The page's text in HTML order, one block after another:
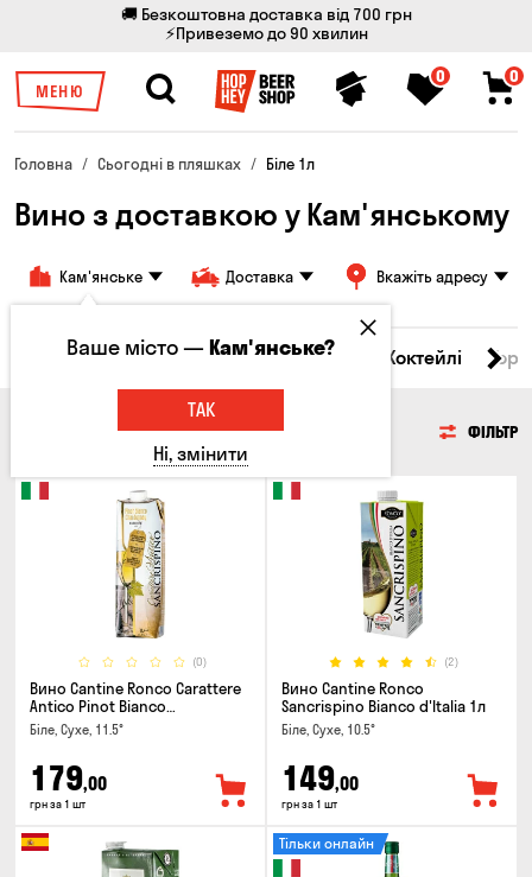
🚚 Безкоштовна доставка від 700 грн
⚡Привеземо до 90 хвилин
МЕНЮ
0 0
Головна Сьогодні в пляшках Біле 1л
Вино з доставкою у Кам'янському
Кам'янське Доставка Вкажіть адресу
Пиво Сидр Вино Віскі Коктейлі
ФІЛЬТР
(0)
Вино Cantine Ronco Carattere
Antico Pinot Bianco
Chardonnay Rubicone IGT 1л
Біле, Сухе, 11.5°
179,00
грн за 1 шт
(2)
Вино Cantine Ronco
Sancrispino Bianco d'Italia 1л
Біле, Сухе, 10.5°
149,00
грн за 1 шт
Тільки онлайн
Ваше місто —Кам'янське?
ТАК
Ні, змінити